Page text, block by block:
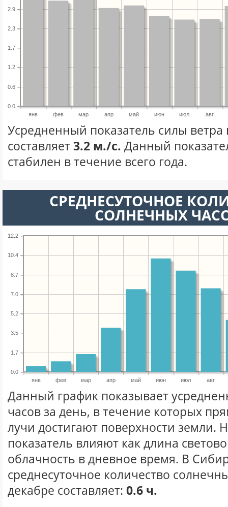
янв фев мар апр май июн июл авг
0.0
0.6
1.2
1.7
2.3
2.9
Усредненный показатель силы ветра
составляет3.2 м./с. Данный
стабилен в течение всего года.
СРЕДНЕСУТОЧНОЕ
СОЛНЕЧНЫХ
янв фев мар апр май июн июл авг
0.0
1.7
3.5
5.2
7.0
8.7
10.4
12.2
Данный график показывает
часов за день, в течение которых
лучи достигают поверхности земли.
показатель влияют как длина
облачность в дневное время. В
среднесуточное количество
декабре составляет: 0.6 ч.